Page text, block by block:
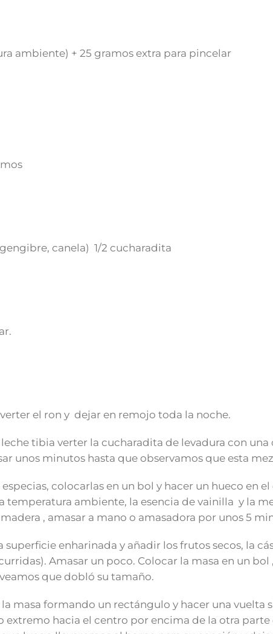
ambiente) + 25 gramos extra para pincelar
canela) 1/2 cucharadita
el ron y dejar en remojo toda la noche.
tibia verter la cucharadita de levadura con
unos minutos hasta que observamos que esta
colocarlas en un bol y hacer un hueco en
temperatura ambiente, la esencia de vainilla y la
, amasar a mano o amasadora por unos 5
enharinada y añadir los frutos secos, la
Amasar un poco. Colocar la masa en un
que dobló su tamaño.
la masa formando un rectángulo y hacer una
extremo hacia el centro por encima de la otra